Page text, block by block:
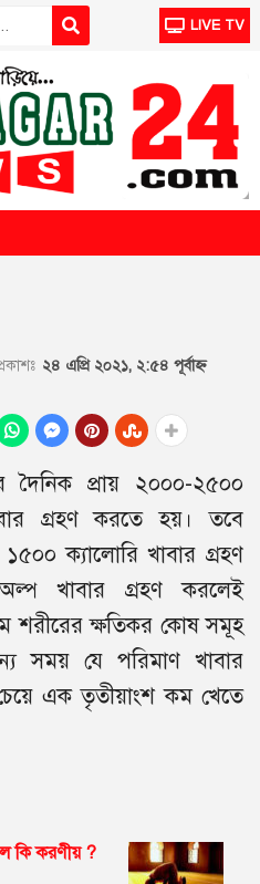
LIVE TV
২৪ এপ্রি ২০২১, ২:৫৪ পূর্বাহ্ণ
দৈনিক প্রায় ২০০০-২৫০০
গ্রহণ করতে হয়। তবে
ক্যালোরি খাবার গ্রহণ
খাবার গ্রহণ করলেই
শরীরের ক্ষতিকর কোষ সমূহ
সময় যে পরিমাণ খাবার
এক তৃতীয়াংশ কম খেতে
কি করণীয় ?